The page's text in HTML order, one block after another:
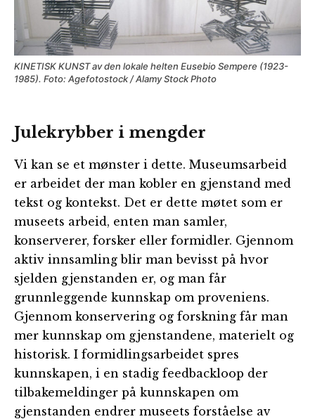
KINETISK KUNST av den lokale helten Eusebio Sempere (1923-
1985). Foto: Agefotostock / Alamy Stock Photo
Julekrybber i mengder
Vi kan se et mønster i dette. Museumsarbeid
er arbeidet der man kobler en gjenstand med
tekst og kontekst. Det er dette møtet som er
museets arbeid, enten man samler,
konserverer, forsker eller formidler. Gjennom
aktiv innsamling blir man bevisst på hvor
sjelden gjenstanden er, og man får
grunnleggende kunnskap om proveniens.
Gjennom konservering og forskning får man
mer kunnskap om gjenstandene, materielt og
historisk. I formidlingsarbeidet spres
kunnskapen, i en stadig feedbackloop der
tilbakemeldinger på kunnskapen om
gjenstanden endrer museets forståelse av